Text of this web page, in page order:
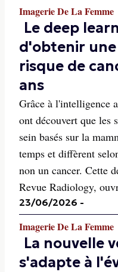
Imagerie De La Femme
Le deep
d'obtenir
risque de
ans
Grâce à l'intelligence
ont découvert que les
sein basés sur la
temps et diffèrent
non un cancer. Cette
Revue Radiology,
23/06/2026 -
Imagerie De La Femme
La nouvelle
s'adapte à